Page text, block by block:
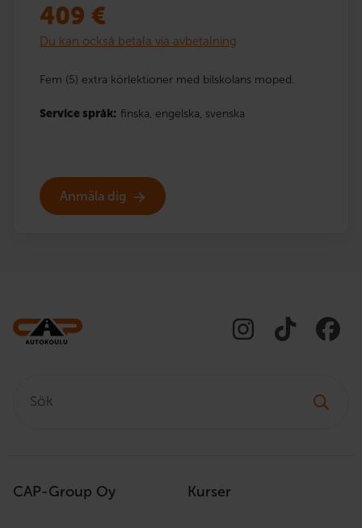
409 €
Du kan också betala via avbetalning
Fem (5) extra körlektioner med bilskolans moped.
Service språk: finska, engelska, svenska
Anmäla dig
CAP-Group Oy Kurser